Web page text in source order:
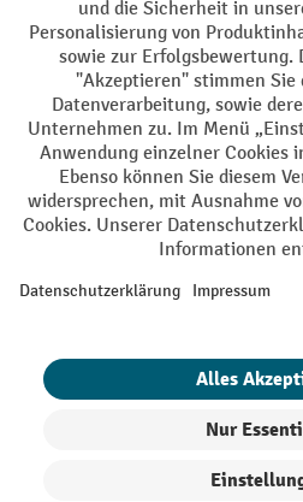
Impressum
Barrierefreiheit Privacy
Alle Preise exkl. gesetzl.
Nachnahmegebühren, wenn nicht
¹ Der Rabatt gilt so lange der Vorrat
oder Gutscheinen ist nicht möglich. | ²
eingelöst werden. Die Höhe des
Produktkategorie und beträgt bis zu
Heben | 7% auf Büro). Ausgenommen
Ausschluss von Werkzeug. Gilt nicht